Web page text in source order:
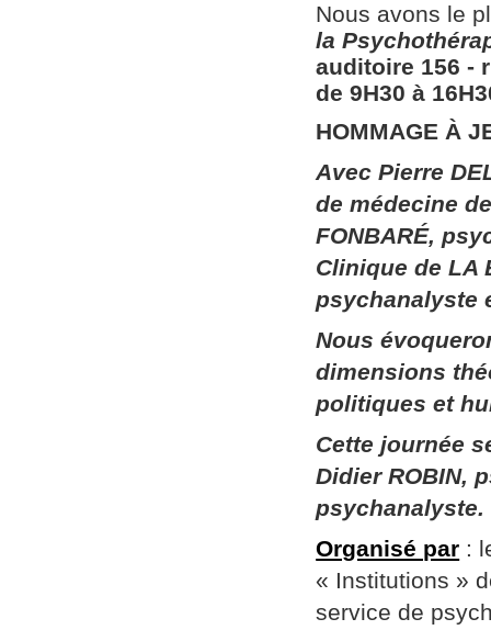
Nous avons le
la
auditoire 156​ ​-
de 9H30 à
HOMMAGE À
Avec Pierre
de médecine
FONBARÉ,
Clinique de LA
psychanalyste
Nous
dimensions
politiques et
Cette journée
Didier ROBIN,
psychanalyste.
Organisé par :
« Institutions »
service de